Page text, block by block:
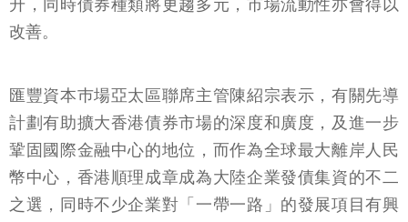
升，同時債券種類將更趨多元，市場流動性亦會得以
改善。
匯豐資本巿場亞太區聯席主管陳紹宗表示，有關先導
計劃有助擴大香港債券市場的深度和廣度，及進一步
鞏固國際金融中心的地位，而作為全球最大離岸人民
幣中心，香港順理成章成為大陸企業發債集資的不二
之選，同時不少企業對「一帶一路」的發展項目有興